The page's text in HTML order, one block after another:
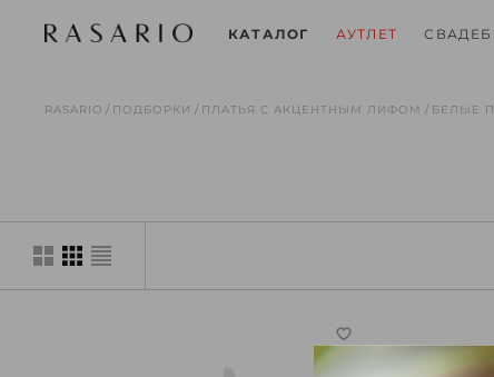
КАТАЛОГ АУТЛЕТ
RASARIO ПОДБОРКИ ПЛАТЬЯ С АКЦЕНТНЫМ ЛИФОМ БЕЛЫЕ